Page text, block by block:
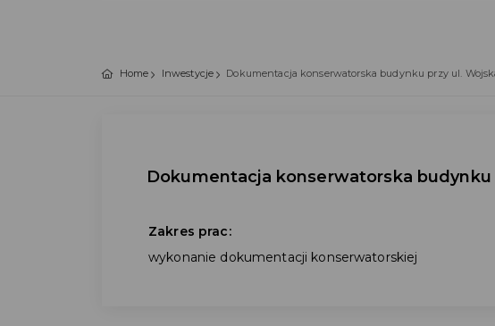
Home Inwestycje Dokumentacja konserwatorska budynku przy ul.
Dokumentacja konserwatorska
Zakres prac:
wykonanie dokumentacji konserwatorskiej